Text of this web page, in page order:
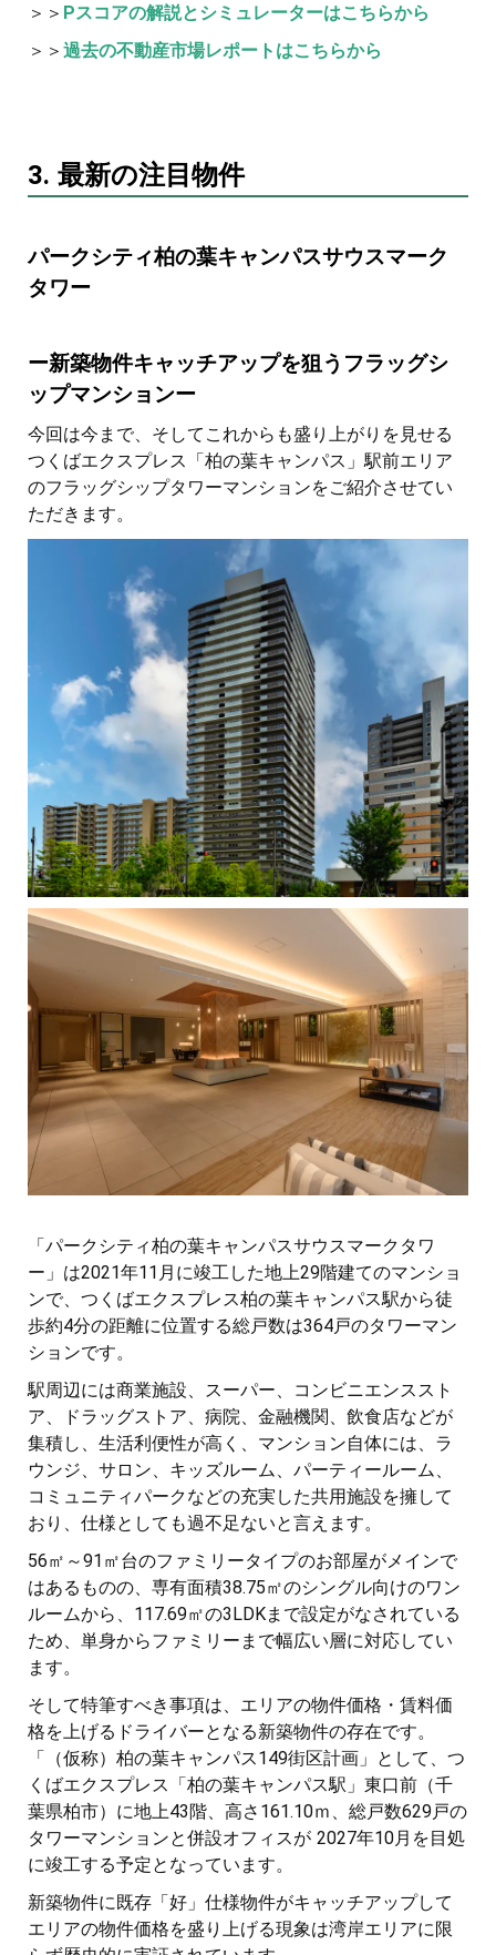
＞＞ Pスコアの解説とシミュレーターはこちらから
＞＞ 過去の不動産市場レポートはこちらから
3. 最新の注目物件
パークシティ柏の葉キャンパスサウスマーク
タワー
ー新築物件キャッチアップを狙うフラッグシ
ップマンションー
今回は今まで、そしてこれからも盛り上がりを見せる
つくばエクスプレス「柏の葉キャンパス」駅前エリア
のフラッグシップタワーマンションをご紹介させてい
ただきます。
「パークシティ柏の葉キャンパスサウスマークタワ
ー」は2021年11月に竣工した地上29階建てのマンショ
ンで、つくばエクスプレス柏の葉キャンパス駅から徒
歩約4分の距離に位置する総戸数は364戸のタワーマン
ションです。
駅周辺には商業施設、スーパー、コンビニエンススト
ア、ドラッグストア、病院、金融機関、飲食店などが
集積し、生活利便性が高く、マンション自体には、ラ
ウンジ、サロン、キッズルーム、パーティールーム、
コミュニティパークなどの充実した共用施設を擁して
おり、仕様としても過不足ないと言えます。
56㎡～91㎡台のファミリータイプのお部屋がメインで
はあるものの、専有面積38.75㎡のシングル向けのワン
ルームから、117.69㎡の3LDKまで設定がなされている
ため、単身からファミリーまで幅広い層に対応してい
ます。
そして特筆すべき事項は、エリアの物件価格・賃料価
格を上げるドライバーとなる新築物件の存在です。
「（仮称）柏の葉キャンパス149街区計画」として、つ
くばエクスプレス「柏の葉キャンパス駅」東口前（千
葉県柏市）に地上43階、高さ161.10ｍ、総戸数629戸の
タワーマンションと併設オフィスが 2027年10月を目処
に竣工する予定となっています。
新築物件に既存「好」仕様物件がキャッチアップして
エリアの物件価格を盛り上げる現象は湾岸エリアに限